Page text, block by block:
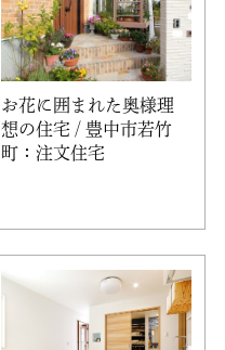
お花に囲まれた奥様理
想の住宅 / 豊中市若竹
町：注文住宅